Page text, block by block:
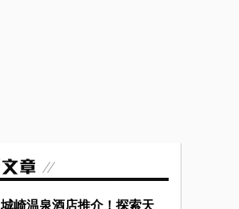
城崎温泉酒店推介！探索天